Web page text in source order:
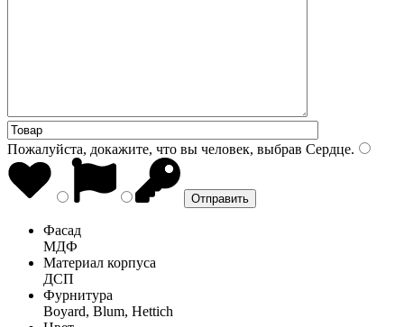
Пожалуйста, докажите, что вы человек, выбрав Сердце.
Фасад
МДФ
Материал корпуса
ДСП
Фурнитура
Boyard, Blum, Hettich